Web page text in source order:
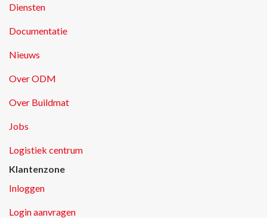
Diensten
Documentatie
Nieuws
Over ODM
Over Buildmat
Jobs
Logistiek centrum
Klantenzone
Inloggen
Login aanvragen